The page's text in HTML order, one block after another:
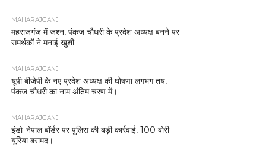
MAHARAJGANJ
महराजगंज में जश्न, पंकज चौधरी के प्रदेश अध्यक्ष बनने पर
समर्थकों ने मनाई खुशी
MAHARAJGANJ
यूपी बीजेपी के नए प्रदेश अध्यक्ष की घोषणा लगभग तय,
पंकज चौधरी का नाम अंतिम चरण में।
MAHARAJGANJ
इंडो-नेपाल बॉर्डर पर पुलिस की बड़ी कार्रवाई, 100 बोरी
यूरिया बरामद।